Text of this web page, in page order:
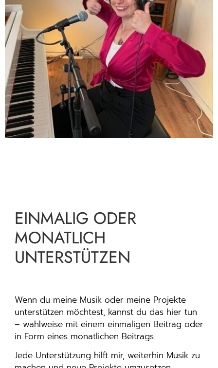
EINMALIG ODER
MONATLICH
UNTERSTÜTZEN
Wenn du meine Musik oder meine Projekte
unterstützen möchtest, kannst du das hier tun
– wahlweise mit einem einmaligen Beitrag oder
in Form eines monatlichen Beitrags.
Jede Unterstützung hilft mir, weiterhin Musik zu